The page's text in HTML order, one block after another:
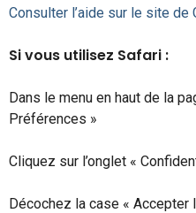
Consulter l’aide sur le site de
Si vous utilisez Safari :
Dans le menu en haut de la
Préférences »
Cliquez sur l’onglet «
Décochez la case «